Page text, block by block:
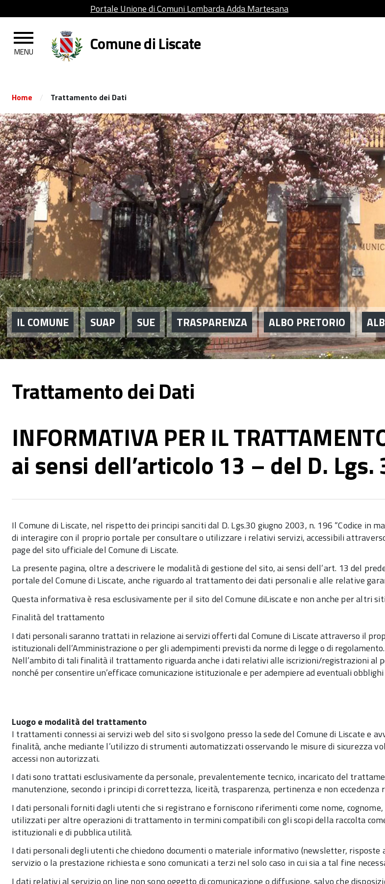
Portale Unione di Comuni Lombarda Adda Martesana
Comune di Liscate
Home / Trattamento dei Dati
IL COMUNE SUAP SUE TRASPARENZA ALBO PRETORIO
Trattamento dei Dati
INFORMATIVA PER IL
ai sensi dell’articolo 13 – del D.
Il Comune di Liscate, nel rispetto dei principi sanciti dal D. Lgs.30 giugno 2003, n. 196 “Codice
di interagire con il proprio portale per consultare o utilizzare i relativi servizi, accessibili
page del sito ufficiale del Comune di Liscate.
La presente pagina, oltre a descrivere le modalità di gestione del sito, ai sensi dell’art. 13 del
portale del Comune di Liscate, anche riguardo al trattamento dei dati personali e alle relative
Questa informativa è resa esclusivamente per il sito del Comune diLiscate e non anche per altri
Finalità del trattamento
I dati personali saranno trattati in relazione ai servizi offerti dal Comune di Liscate attraverso il
istituzionali dell’Amministrazione o per gli adempimenti previsti da norme di legge o di regolamento.
Nell’ambito di tali finalità il trattamento riguarda anche i dati relativi alle iscrizioni/registrazioni al
nonché per consentire un’efficace comunicazione istituzionale e per adempiere ad eventuali
Luogo e modalità del trattamento
I trattamenti connessi ai servizi web del sito si svolgono presso la sede del Comune di Liscate e
finalità, anche mediante l’utilizzo di strumenti automatizzati osservando le misure di sicurezza
accessi non autorizzati.
I dati sono trattati esclusivamente da personale, prevalentemente tecnico, incaricato del
manutenzione, secondo i principi di correttezza, liceità, trasparenza, pertinenza e non
I dati personali forniti dagli utenti che si registrano e forniscono riferimenti come nome,
utilizzati per altre operazioni di trattamento in termini compatibili con gli scopi della raccolta
istituzionali e di pubblica utilità.
I dati personali degli utenti che chiedono documenti o materiale informativo (newsletter,
servizio o la prestazione richiesta e sono comunicati a terzi nel solo caso in cui sia a tal fine
I dati relativi al servizio on line non sono oggetto di comunicazione o diffusione, salvo che